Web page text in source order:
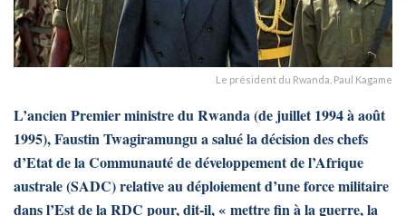
Le président du Rwanda, Paul Kagame
L’ancien Premier ministre du Rwanda (de juillet 1994 à août
1995), Faustin Twagiramungu a salué la décision des chefs
d’Etat de la Communauté de développement de l’Afrique
australe (SADC) relative au déploiement d’une force militaire
dans l’Est de la RDC pour, dit-il, « mettre fin à la guerre, la